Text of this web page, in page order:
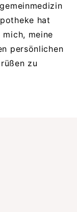
hat
meine
persönlichen
zu